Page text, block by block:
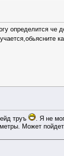
определится
труъ
. Я не
Может